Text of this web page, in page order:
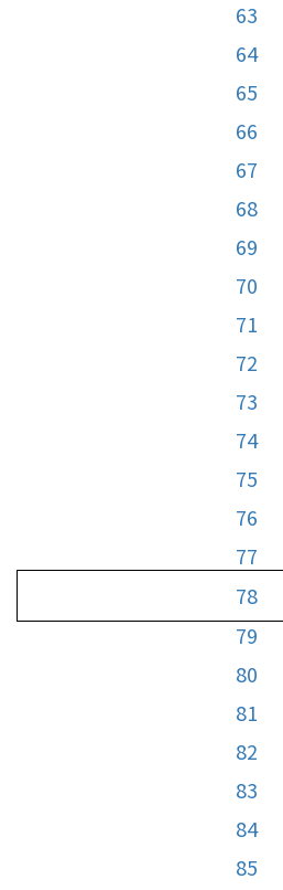
63
64
65
66
67
68
69
70
71
72
73
74
75
76
77
78
79
80
81
82
83
84
85